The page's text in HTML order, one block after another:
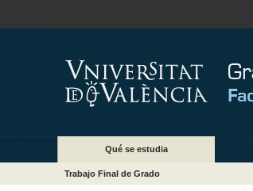
Qué se estudia
Trabajo Final de Grado